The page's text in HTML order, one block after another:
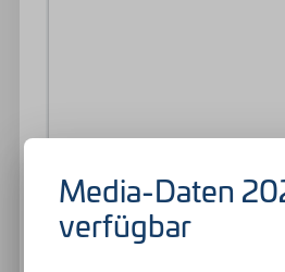
Media-Daten
verfügbar